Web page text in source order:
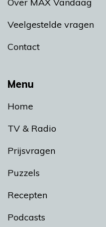
Menu
Home
TV & Radio
Prijsvragen
Puzzels
Recepten
Podcasts
Veelgestelde vragen
Contact